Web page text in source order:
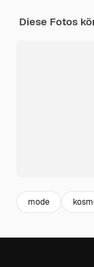
Diese Fotos
mode